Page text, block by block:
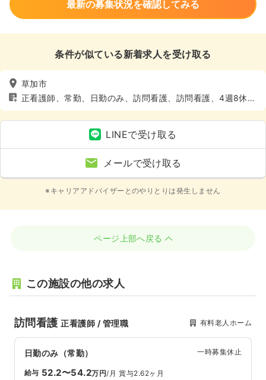
最新の募集状況を確認してみる
条件が似ている新着求人を受け取る
草加市
正看護師、常勤、日勤のみ、訪問看護、訪問看護、4週8休以
上
LINEで受け取る
メールで受け取る
※キャリアアドバイザーとのやりとりは発生しません
ページ上部へ戻る
この施設の他の求人
訪問看護正看護師 / 管理職 有料老人ホーム
日勤のみ（常勤） 一時募集休止
給与 52.2〜54.2万円/月 賞与2.62ヶ月